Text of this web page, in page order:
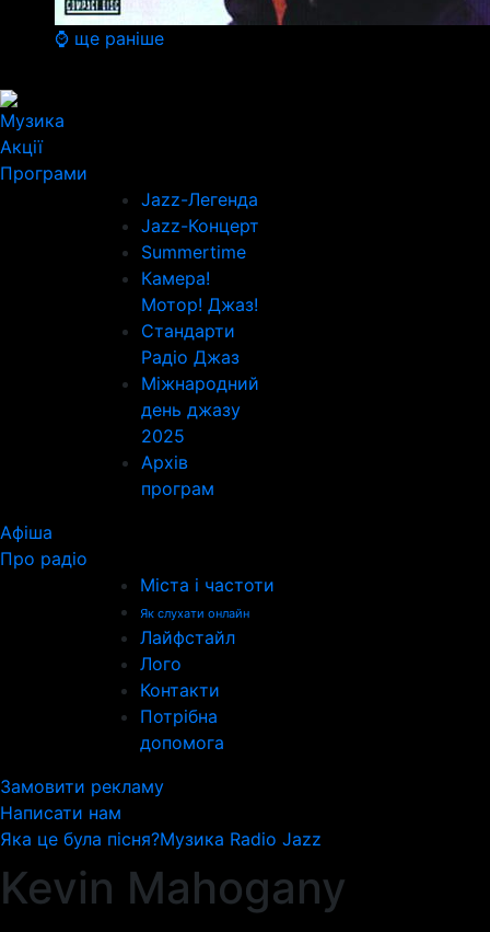
⌚ ще раніше
Музика
Акції
Програми
Jazz-Легенда
Jazz-Концерт
Summertime
Камера!
Мотор! Джаз!
Стандарти
Радіо Джаз
Міжнародний
день джазу
2025
Архів
програм
Афіша
Про радіо
Міста і частоти
Як слухати онлайн
Лайфстайл
Лого
Контакти
Потрібна
допомога
Замовити рекламу
Написати нам
Яка це була пісня?Музика Radio Jazz
Kevin Mahogany